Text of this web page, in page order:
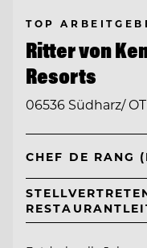
TOP
Ritter von
Resorts
06536 Südharz/
CHEF DE RANG